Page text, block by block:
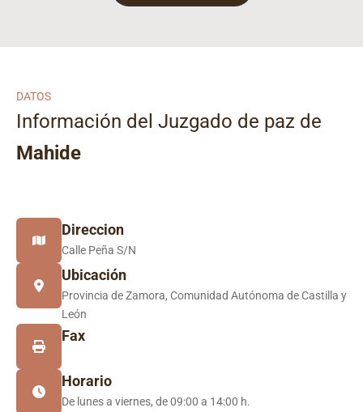
DATOS
Información del Juzgado de paz de
Mahide
Direccion
Calle Peña S/N
Ubicación
Provincia de Zamora, Comunidad Autónoma de Castilla y
León
Fax
Horario
De lunes a viernes, de 09:00 a 14:00 h.